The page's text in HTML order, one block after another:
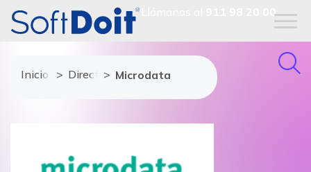
911 98 20 00
Inicio Directorio de proveedores
Microdata